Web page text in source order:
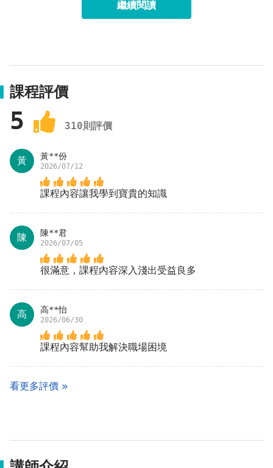
而包含2023年的薪資調升在內，主要是反映主計總
性、對於薪資法令的熟稔度、內外部薪酬資訊的掌握
度、薪資E化系統的運用。
這堂課帶你學會留才留心的薪資管理祕訣！打好薪資
管理基本功，掌握薪酬設計原理原則
．奠基薪資管理基本功：擺脫計薪週期膽戰心驚的狀
況，薪資計算快又好且合乎法令，每位HR都需具備
的基本功！
．掌握薪酬設計原理原則：設計可有效留才與激勵的
薪酬管理政策，重新審視薪酬制定是否符合企業內部
公平性與具備產業競爭力。
#薪酬設計概論 – 掌握薪酬管理基礎，紮好馬步再
繼續閱讀
課程評價
5 310則評價
黃 黃**份
2026/07/12
課程內容讓我學到寶貴的知識
陳 陳**君
2026/07/05
很滿意，課程內容深入淺出受益良多
高 高**怡
2026/06/30
課程內容幫助我解決職場困境
看更多評價